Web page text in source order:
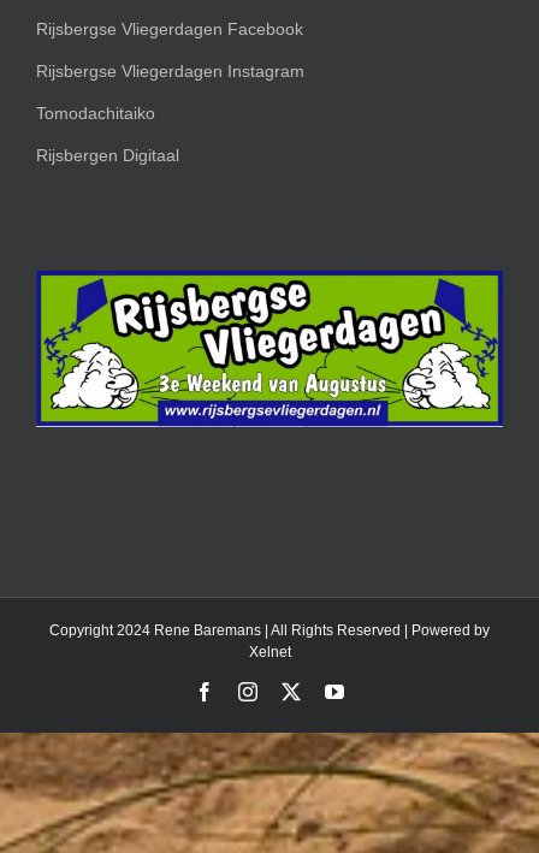
Rijsbergse Vliegerdagen Facebook
Rijsbergse Vliegerdagen Instagram
Tomodachitaiko
Rijsbergen Digitaal
Copyright 2024 Rene Baremans | All Rights Reserved | Powered by
Xelnet
FacebookInstagram YouTube